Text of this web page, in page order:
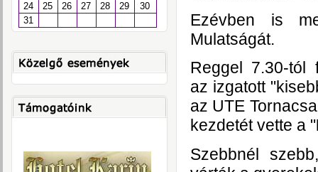
24
25 26 27 28 29
30
31
Ezévben is
Mulatságát.
Reggel 7.30-tól
az izgatott
az UTE
kezdetét vette a "
Szebbnél